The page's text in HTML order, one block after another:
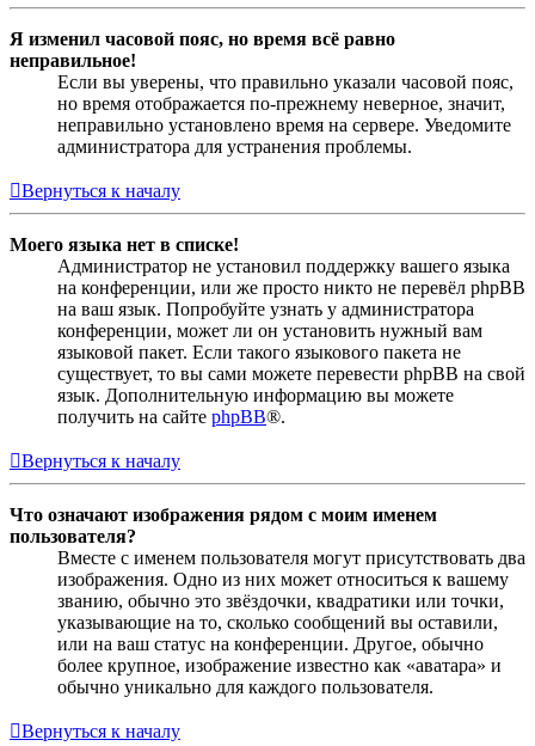
Я изменил часовой пояс, но время всё равно
неправильное!
Если вы уверены, что правильно указали часовой пояс,
но время отображается по-прежнему неверное, значит,
неправильно установлено время на сервере. Уведомите
администратора для устранения проблемы.
Вернуться к началу
Моего языка нет в списке!
Администратор не установил поддержку вашего языка
на конференции, или же просто никто не перевёл phpBB
на ваш язык. Попробуйте узнать у администратора
конференции, может ли он установить нужный вам
языковой пакет. Если такого языкового пакета не
существует, то вы сами можете перевести phpBB на свой
язык. Дополнительную информацию вы можете
получить на сайте phpBB®.
Вернуться к началу
Что означают изображения рядом с моим именем
пользователя?
Вместе с именем пользователя могут присутствовать два
изображения. Одно из них может относиться к вашему
званию, обычно это звёздочки, квадратики или точки,
указывающие на то, сколько сообщений вы оставили,
или на ваш статус на конференции. Другое, обычно
более крупное, изображение известно как «аватара» и
обычно уникально для каждого пользователя.
Вернуться к началу